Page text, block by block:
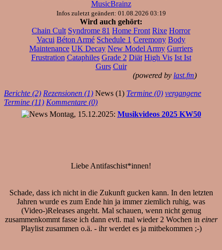
MusicBrainz
Infos zuletzt geändert: 01.08.2026 03:19
Wird auch gehört:
Chain Cult Syndrome 81 Home Front Rixe Horror
Vacui Béton Armé Schedule 1 Ceremony Body
Maintenance UK Decay New Model Army Gurriers
Frustration Cataphiles Grade 2 Diät High Vis Ist Ist
Gurs Cuir
(powered by last.fm)
Berichte (2) Rezensionen (1) News (1) Termine (0) vergangene
Termine (11) Kommentare (0)
Montag, 15.12.2025: Musikvideos 2025 KW50
Liebe Antifaschist*innen!
Schade, dass ich nicht in die Zukunft gucken kann. In den letzten
Jahren wurde es zum Ende hin ja immer ziemlich ruhig, was
(Video-)Releases angeht. Mal schauen, wenn nicht genug
zusammenkommt fasse ich dann evtl. mal wieder 2 Wochen in einer
Playlist zusammen o.ä. - ihr werdet es ja mitbekommen ;-)